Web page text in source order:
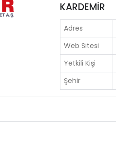
KARDEMİR
Adres
Web Sitesi
Yetkili Kişi
Şehir